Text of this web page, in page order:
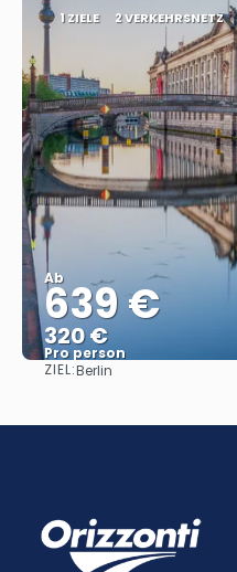
1 ZIELE 2 VERKEHRSNETZ
Ab
639 €
320 €
Pro person
ZIEL:Berlin